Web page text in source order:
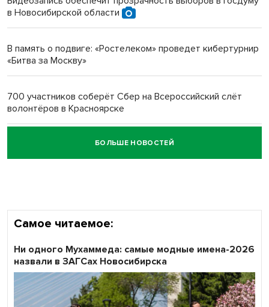
Новосибирский преподаватель с женой вошли в топ-16
в Новосибирской области
В память о подвиге: «Ростелеком» проведет кибертурнир
«Битва за Москву»
700 участников соберёт Сбер на Всероссийский слёт
волонтёров в Красноярске
Честный выбор: видеонаблюдение обеспечит
объективность результатов ЕДГ в Новосибирской
БОЛЬШЕ НОВОСТЕЙ
Самое читаемое:
Ни одного Мухаммеда: самые модные имена-2026
назвали в ЗАГСах Новосибирска